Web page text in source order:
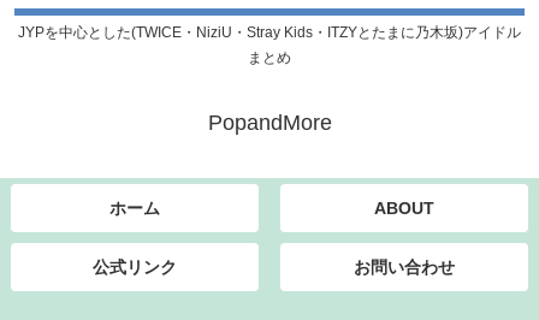
JYPを中心とした(TWICE・NiziU・Stray Kids・ITZYとたまに乃木坂)アイドル
まとめ
PopandMore
ホーム ABOUT
公式リンク お問い合わせ